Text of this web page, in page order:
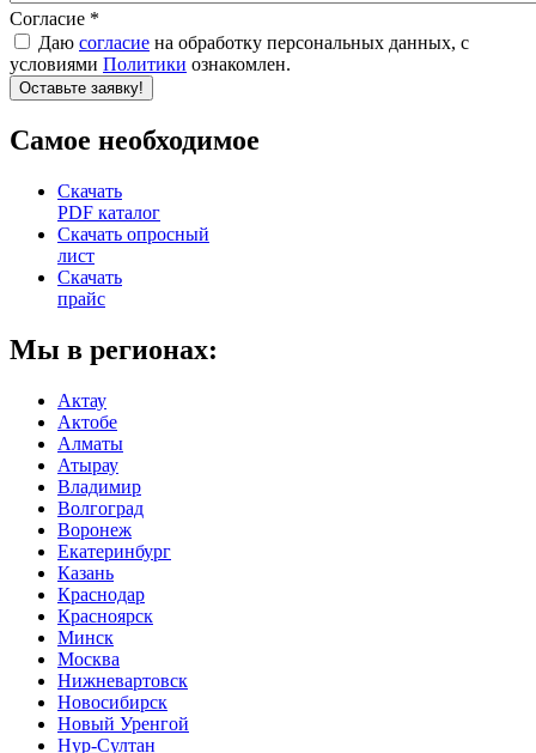
Согласие *
Даю согласие на обработку персональных данных, c
условиями Политики ознакомлен.
re
Самое необходимое
Скачать
PDF каталог
Скачать опросный
лист
Скачать
прайс
Мы в регионах:
Актау
Актобе
Алматы
Атырау
Владимир
Волгоград
Воронеж
Екатеринбург
Казань
Краснодар
Красноярск
Минск
Москва
Нижневартовск
Новосибирск
Новый Уренгой
Нур-Султан